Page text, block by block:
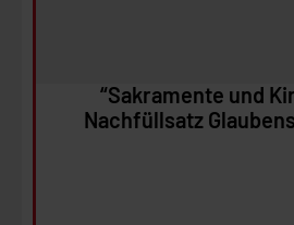
“Sakramente und
Nachfüllsatz